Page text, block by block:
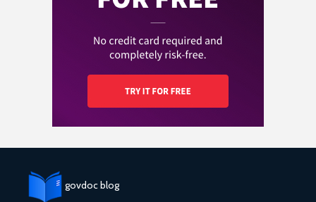
govdoc blog